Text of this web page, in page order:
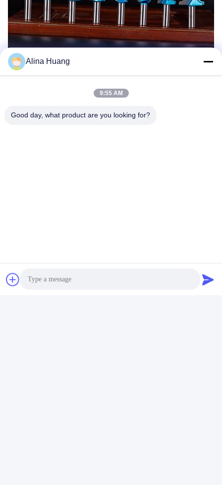
Alina Huang
9:55 AM
Good day, what product are you looking for?